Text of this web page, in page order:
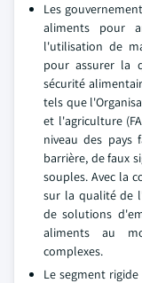
Les
aliments pour
l'utilisation de
pour assurer la
sécurité
tels que
et l'agriculture
niveau des pays
barrière, de faux
souples. Avec la
sur la qualité de
de solutions
aliments au
complexes.
Le segment